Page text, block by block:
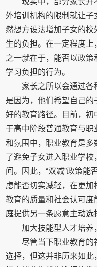
外培训机构的限制就让
然想方设法增加子女的
生的负担。在一定程度上
之一就在于，能否以政
学习负担的行为。
家长之所以会通过各
是因为，他们希望自己
好的教育路径。目前，
于高中阶段普通教育与
和氛围中，职业教育是
了避免子女进入职业学
间。因此，“双减”政策能
虑能否切实减轻，在更
教育的质量和社会认可
庭提供另一条愿意主动选
加大技能型人才培养
尽管当下职业教育
选择，但这并非历来如